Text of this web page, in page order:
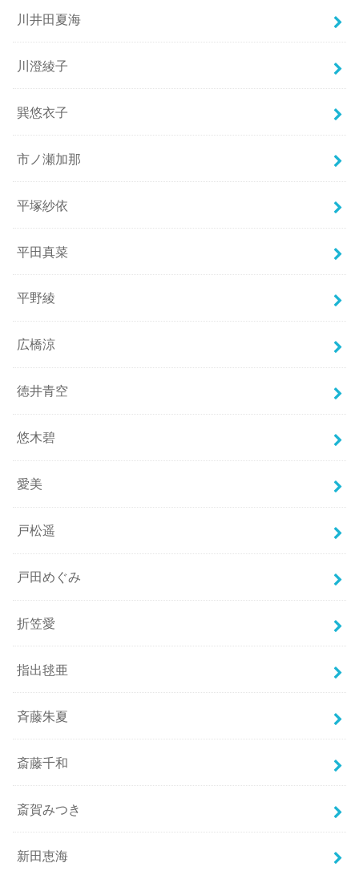
川井田夏海
川澄綾子
巽悠衣子
市ノ瀬加那
平塚紗依
平田真菜
平野綾
広橋涼
徳井青空
悠木碧
愛美
戸松遥
戸田めぐみ
折笠愛
指出毬亜
斉藤朱夏
斎藤千和
斎賀みつき
新田恵海